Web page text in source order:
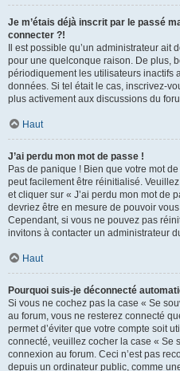
Je m’étais déjà inscrit par le passé
connecter ?!
Il est possible qu’un administrateur ait
pour une quelconque raison. De plus,
périodiquement les utilisateurs inactifs
données. Si tel était le cas, inscrivez-
plus activement aux discussions du
Haut
J’ai perdu mon mot de passe !
Pas de panique ! Bien que votre mot
peut facilement être réinitialisé.
et cliquer sur « J’ai perdu mon mot de
devriez être en mesure de pouvoir
Cependant, si vous ne pouvez pas
invitons à contacter un administrateur
Haut
Pourquoi suis-je déconnecté
Si vous ne cochez pas la case « Se
au forum, vous ne resterez connecté
permet d’éviter que votre compte soit
connecté, veuillez cocher la case « Se
connexion au forum. Ceci n’est pas
depuis un ordinateur public, comme